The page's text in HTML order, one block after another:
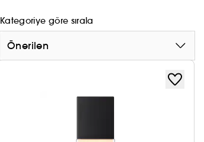
Kategoriye göre sırala
Önerilen